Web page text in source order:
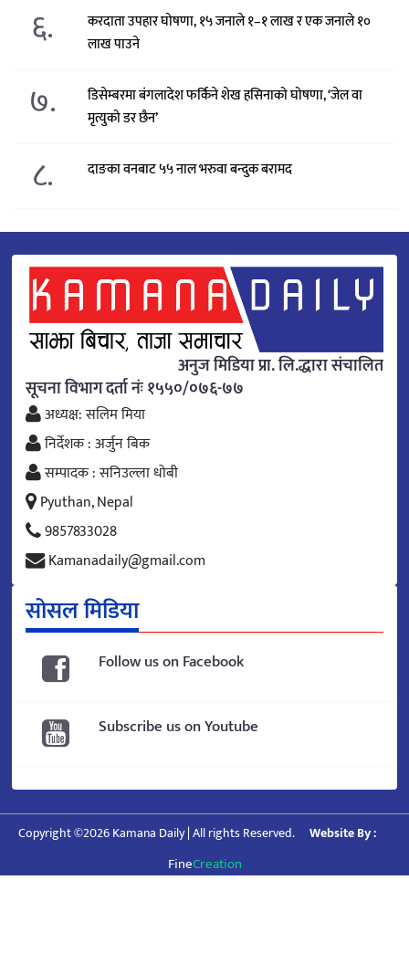
६.
करदाता उपहार घोषणा, १५ जनाले १–१ लाख र एक जनाले १०
लाख पाउने
७.
डिसेम्बरमा बंगलादेश फर्किने शेख हसिनाको घोषणा, ‘जेल वा
मृत्युको डर छैन’
८. दाङका वनबाट ५५ नाल भरुवा बन्दुक बरामद
अनुज मिडिया प्रा. लि.द्धारा संचालित
सूचना विभाग दर्ता नंः १५५०/०७६-७७
अध्यक्ष: सलिम मिया
निर्देशक : अर्जुन बिक
सम्पादक : सनिउल्ला धोबी
Pyuthan, Nepal
9857833028
Kamanadaily@gmail.com
सोसल मिडिया
Follow us on Facebook
Subscribe us on Youtube
Copyright ©2026 Kamana Daily | All rights Reserved. Website By :
FineCreation